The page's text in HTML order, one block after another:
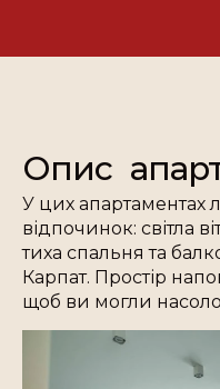
Опис
У цих апартаментах
відпочинок: світла
тиха спальня та
Карпат. Простір
щоб ви могли